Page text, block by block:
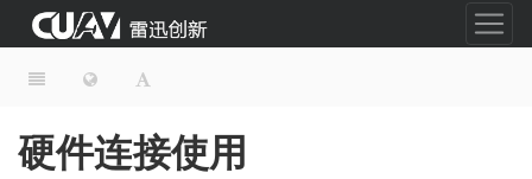
硬件连接使用